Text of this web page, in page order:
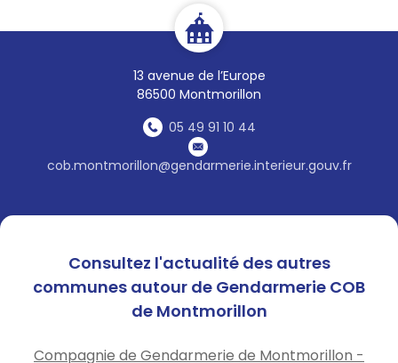
13 avenue de l’Europe
86500 Montmorillon
05 49 91 10 44
cob.montmorillon@gendarmerie.interieur.gouv.fr
La Gendarmerie ne demande
jamais d’argent par
Ne communiquez aucune
information bancaire au
téléphone.
En cas de doute, raccrochez
immédiatement et appelez le
17 pour vérifier la situation.
Nous vous invitons à rester
Consultez l'actualité des autres
communes autour de Gendarmerie COB
de Montmorillon
Compagnie de Gendarmerie de Montmorillon -